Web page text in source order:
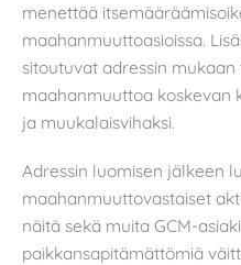
menettää
maahanmuuttoasioissa.
sitoutuvat adressin
maahanmuuttoa koskevan
ja muukalaisvihaksi.
Adressin luomisen jälkeen
maahanmuuttovastaiset
näitä sekä muita GCM-
paikkansapitämättömiä